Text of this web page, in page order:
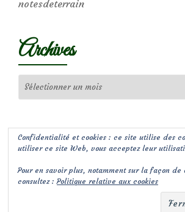
notesdeterrain
Archives
Confidentialité et cookies : ce site utilise des
utiliser ce site Web, vous acceptez leur
Pour en savoir plus, notamment sur la façon de
consultez :Politique relative aux cookies